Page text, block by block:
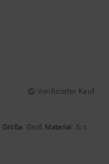
Verifizierter Kauf
Größe: Groß Material: 5/5